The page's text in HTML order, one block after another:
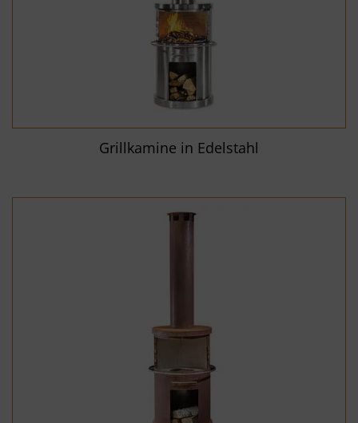
Grillkamine in Edelstahl